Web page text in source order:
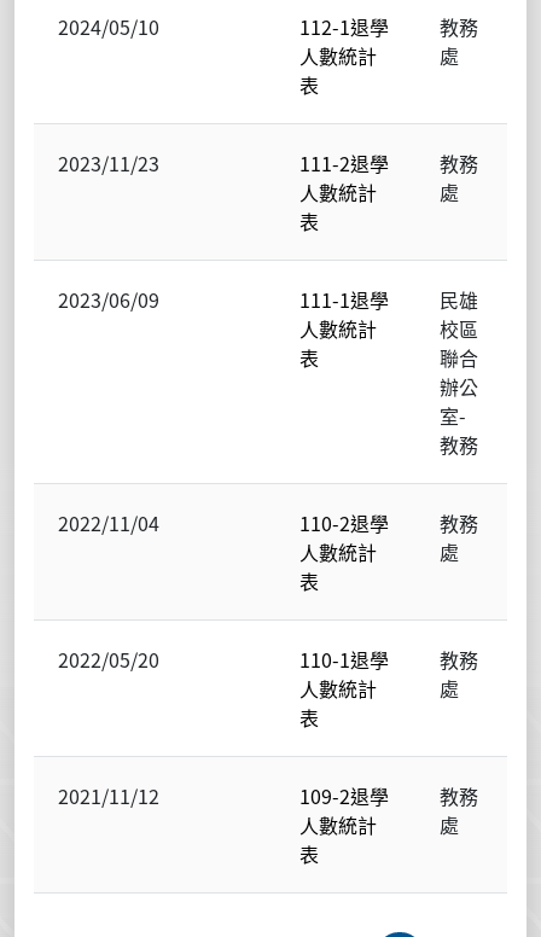
2024/05/10
112-1退學
人數統計
表
教務
處
2023/11/23
111-2退學
人數統計
表
教務
處
2023/06/09
111-1退學
人數統計
表
民雄
校區
聯合
辦公
室-
教務
2022/11/04
110-2退學
人數統計
表
教務
處
2022/05/20
110-1退學
人數統計
表
教務
處
2021/11/12
109-2退學
人數統計
表
教務
處